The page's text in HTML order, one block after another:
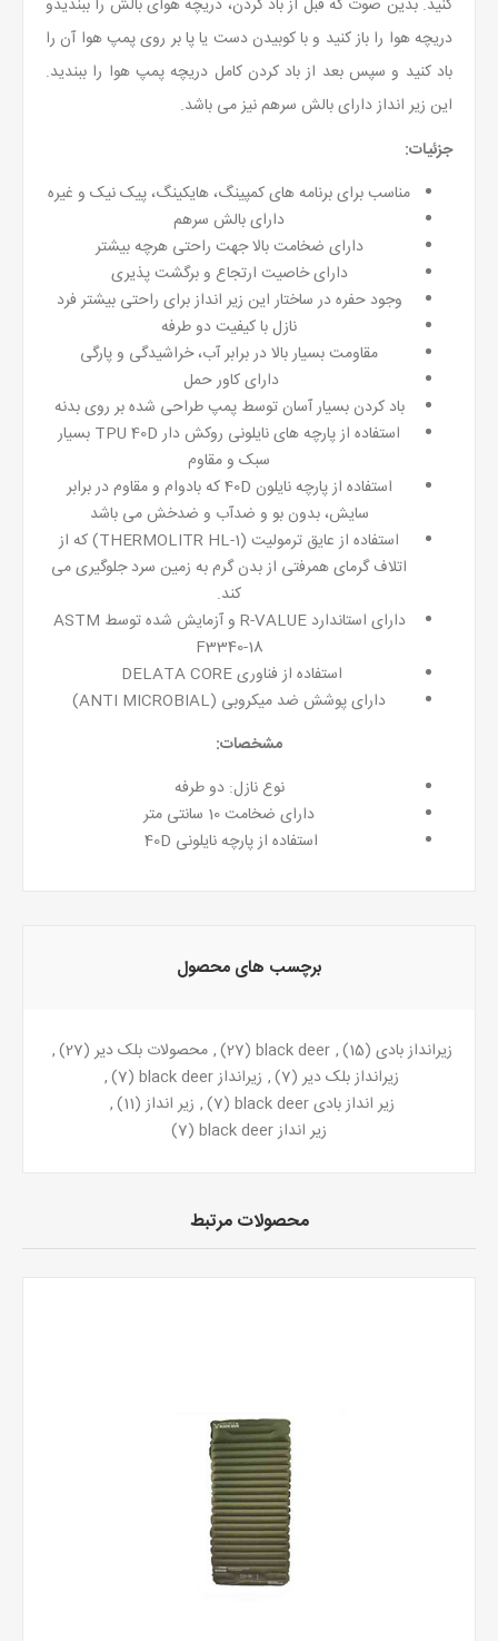
کنید. بدین صوت که قبل از باد کردن، دریچه هوای بالش را ببندیدو
دریچه هوا را باز کنید و با کوبیدن دست یا پا بر روی پمپ هوا آن را
باد کنید و سپس بعد از باد کردن کامل دریچه پمپ هوا را ببندید.
این زیر انداز دارای بالش سرهم نیز می باشد.
جزئیات:
مناسب برای برنامه های کمپینگ، هایکینگ، پیک نیک و غیره
دارای بالش سرهم
دارای ضخامت بالا جهت راحتی هرچه بیشتر
دارای خاصیت ارتجاع و برگشت پذیری
وجود حفره در ساختار این زیر انداز برای راحتی بیشتر فرد
نازل با کیفیت دو طرفه
مقاومت بسیار بالا در برابر آب، خراشیدگی و پارگی
دارای کاور حمل
باد کردن بسیار آسان توسط پمپ طراحی شده بر روی بدنه
استفاده از پارچه های نایلونی روکش دار TPU 40D بسیار
سبک و مقاوم
استفاده از پارچه نایلون 40D که بادوام و مقاوم در برابر
سایش، بدون بو و ضدآب و ضدخش می باشد
استفاده از عایق ترمولیت (THERMOLITR HL-1) که از
اتلاف گرمای همرفتی از بدن گرم به زمین سرد جلوگیری می
کند.
دارای استاندارد R-VALUE و آزمایش شده توسط ASTM
F3340-18
استفاده از فناوری DELATA CORE
دارای پوشش ضد میکروبی (ANTI MICROBIAL)
مشخصات:
نوع نازل: دو طرفه
دارای ضخامت 10 سانتی متر
استفاده از پارچه نایلونی 40D
برچسب های محصول
زیرانداز بادی (15)
,
black deer
(27)
, محصولات بلک دیر(27)
,
زیرانداز بلک دیر (7)
, زیرانداز black deer (7)
,
زیر انداز بادی black deer
(7)
, زیر انداز(11)
,
زیر انداز black deer
(7)
محصولات مرتبط